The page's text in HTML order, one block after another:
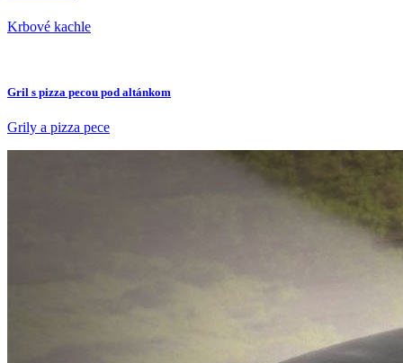
Krbové kachle
Gril s pizza pecou pod altánkom
Grily a pizza pece